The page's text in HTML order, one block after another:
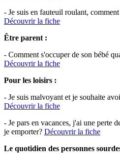
- Je suis en fauteuil roulant,
Découvrir la fiche
Être parent :
- Comment s'occuper de son bébé
Découvrir la fiche
Pour les loisirs :
- Je suis malvoyant et je souhaite
Découvrir la fiche
- Je pars en vacances, j'ai une perte
je emporter? Découvrir la fiche
Le quotidien des personnes